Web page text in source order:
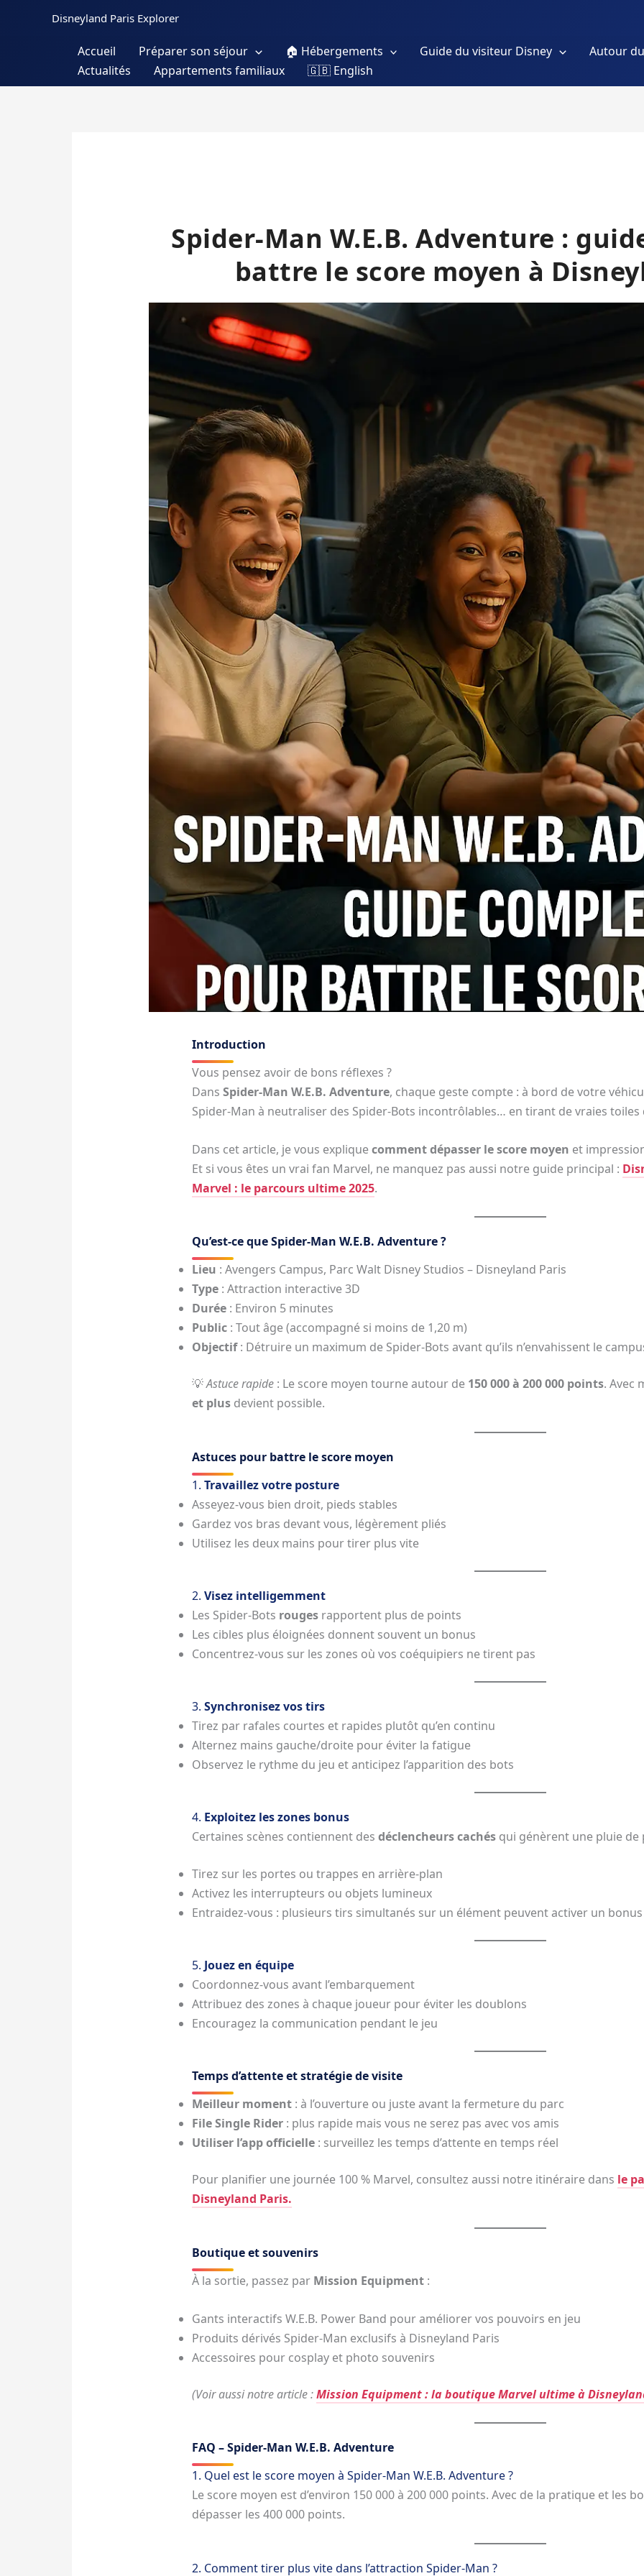
Disneyland Paris Explorer
Accueil Préparer son séjour 🏠 Hébergements Guide du visiteur Disney Autour
Actualités
Appartements familiaux 🇬🇧 English
Spider-Man W.E.B. Adventure :
battre le score moyen à
Introduction
Vous pensez avoir de bons réflexes ?
Dans Spider-Man W.E.B. Adventure, chaque geste compte : à bord de votre
Spider-Man à neutraliser des Spider-Bots incontrôlables… en tirant de vraies toiles
Dans cet article, je vous expliquecomment dépasser le score moyen et
Et si vous êtes un vrai fan Marvel, ne manquez pas aussi notre guide principal :
Marvel : le parcours ultime 2025.
Qu’est-ce que Spider-Man W.E.B. Adventure ?
Lieu : Avengers Campus, Parc Walt Disney Studios – Disneyland Paris
Type: Attraction interactive 3D
Durée: Environ 5 minutes
Public: Tout âge (accompagné si moins de 1,20 m)
Objectif: Détruire un maximum de Spider-Bots avant qu’ils n’envahissent le
💡Astuce rapide: Le score moyen tourne autour de 150 000 à 200 000 points. Avec
et plusdevient possible.
Astuces pour battre le score moyen
1. Travaillez votre posture
Asseyez-vous bien droit, pieds stables
Gardez vos bras devant vous, légèrement pliés
Utilisez les deux mains pour tirer plus vite
2. Visez intelligemment
Les Spider-Bots rougesrapportent plus de points
Les cibles plus éloignées donnent souvent un bonus
Concentrez-vous sur les zones où vos coéquipiers ne tirent pas
3. Synchronisez vos tirs
Tirez par rafales courtes et rapides plutôt qu’en continu
Alternez mains gauche/droite pour éviter la fatigue
Observez le rythme du jeu et anticipez l’apparition des bots
4. Exploitez les zones bonus
Certaines scènes contiennent des déclencheurs cachésqui génèrent une pluie de
Tirez sur les portes ou trappes en arrière-plan
Activez les interrupteurs ou objets lumineux
Entraidez-vous : plusieurs tirs simultanés sur un élément peuvent activer un bonus
5. Jouez en équipe
Coordonnez-vous avant l’embarquement
Attribuez des zones à chaque joueur pour éviter les doublons
Encouragez la communication pendant le jeu
Temps d’attente et stratégie de visite
Meilleur moment: à l’ouverture ou juste avant la fermeture du parc
File Single Rider: plus rapide mais vous ne serez pas avec vos amis
Utiliser l’app officielle: surveillez les temps d’attente en temps réel
Pour planifier une journée 100 % Marvel, consultez aussi notre itinéraire dans le
Disneyland Paris.
Boutique et souvenirs
À la sortie, passez par Mission Equipment:
Gants interactifs W.E.B. Power Band pour améliorer vos pouvoirs en jeu
Produits dérivés Spider-Man exclusifs à Disneyland Paris
Accessoires pour cosplay et photo souvenirs
(Voir aussi notre article :Mission Equipment : la boutique Marvel ultime à
FAQ – Spider-Man W.E.B. Adventure
1. Quel est le score moyen à Spider-Man W.E.B. Adventure ?
Le score moyen est d’environ 150 000 à 200 000 points. Avec de la pratique et les
dépasser les 400 000 points.
2. Comment tirer plus vite dans l’attraction Spider-Man ?